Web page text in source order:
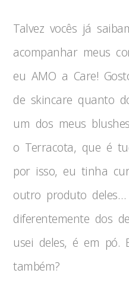
Talvez vocês já
acompanhar meus
eu AMO a Care!
de skincare quanto
um dos meus
o Terracota, que é
por isso, eu tinha
outro produto deles…
diferentemente dos
usei deles, é em pó.
também?